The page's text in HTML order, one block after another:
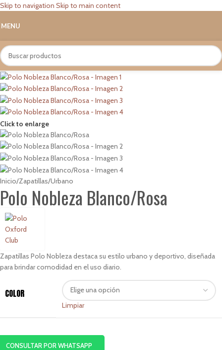
Skip to navigation Skip to main content
MENU
Click to enlarge
Inicio/Zapatillas/Urbano
Polo Nobleza Blanco/Rosa
Zapatillas Polo Nobleza destaca su estilo urbano y deportivo, diseñada
para brindar comodidad en el uso diario.
COLOR
Limpiar
CONSULTAR POR WHATSAPP